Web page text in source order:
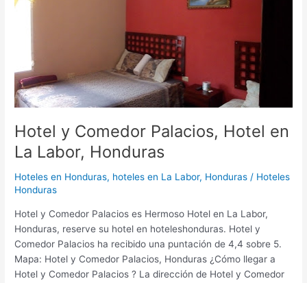
Hotel y Comedor Palacios, Hotel en
La Labor, Honduras
Hoteles en Honduras, hoteles en La Labor, Honduras / Hoteles
Honduras
Hotel y Comedor Palacios es Hermoso Hotel en La Labor,
Honduras, reserve su hotel en hoteleshonduras. Hotel y
Comedor Palacios ha recibido una puntación de 4,4 sobre 5.
Mapa: Hotel y Comedor Palacios, Honduras ¿Cómo llegar a
Hotel y Comedor Palacios ? La dirección de Hotel y Comedor
Hotel
Labor,
Honduras